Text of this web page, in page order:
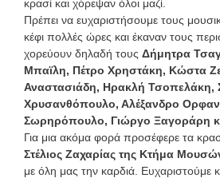
κρασί και χόρεψαν όλοι μαζί.
Πρέπει να ευχαριστήσουμε τους
κέφι πολλές ώρες και έκαναν τους
χορεύουν δηλαδή τους Δήμητρα
Μπαϊλη, Πέτρο Χρηστάκη, Κώστα
Αναστασιάδη, Ηρακλή Τσοπελάκη,
Χρυσανθόπουλο, Αλέξανδρο
Σωρηρόπουλο, Γιώργο Ξαγοράρη
Για μια ακόμα φορά προσέφερε τα
Στέλιος Ζαχαρίας της Κτήμα
με όλη μας την καρδιά. Ευχαριστούμε